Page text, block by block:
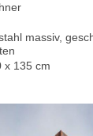
massiv,
x 135 cm